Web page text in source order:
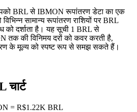
BRL से IBMON रूपांतरण डेटा का एक
विभिन्न सामान्य रूपांतरण राशियों पर BRL
दर्शाता है। यह सूची 1 BRL से
तक की विनिमय दरों को कवर करती है,
के मूल्य को स्पष्ट रूप से समझ सकते हैं।
= R$1.22K BRL